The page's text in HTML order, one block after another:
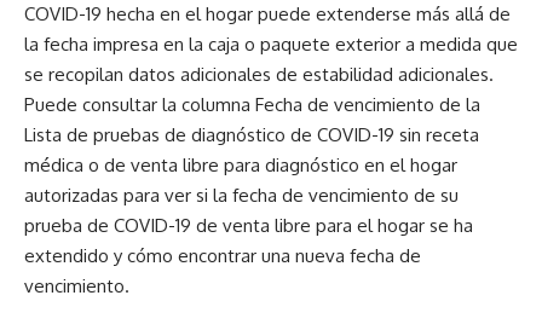
COVID-19 hecha en el hogar puede extenderse más allá de
la fecha impresa en la caja o paquete exterior a medida que
se recopilan datos adicionales de estabilidad adicionales.
Puede consultar la columna Fecha de vencimiento de la
Lista de pruebas de diagnóstico de COVID-19 sin receta
médica o de venta libre para diagnóstico en el hogar
autorizadas para ver si la fecha de vencimiento de su
prueba de COVID-19 de venta libre para el hogar se ha
extendido y cómo encontrar una nueva fecha de
vencimiento.